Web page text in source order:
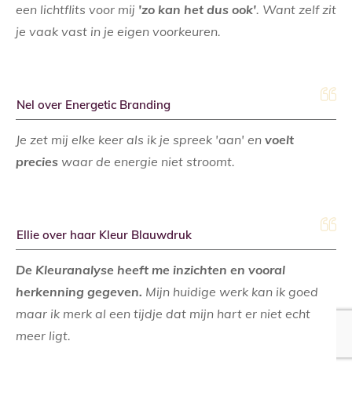
een lichtflits voor mij 'zo kan het dus ook'. Want zelf zit
je vaak vast in je eigen voorkeuren.
Nel over Energetic Branding
Je zet mij elke keer als ik je spreek 'aan' en voelt
precies waar de energie niet stroomt.
Ellie over haar Kleur Blauwdruk
De Kleuranalyse heeft me inzichten en vooral
herkenning gegeven. Mijn huidige werk kan ik goed
maar ik merk al een tijdje dat mijn hart er niet echt
meer ligt.